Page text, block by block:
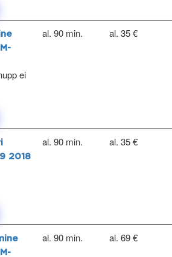
ei
al. 90 min. al. 35 €
2018
al. 90 min. al. 35 €
al. 90 min. al. 69 €